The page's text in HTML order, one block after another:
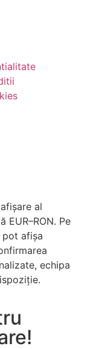
al
Pe
pot afișa
echipa